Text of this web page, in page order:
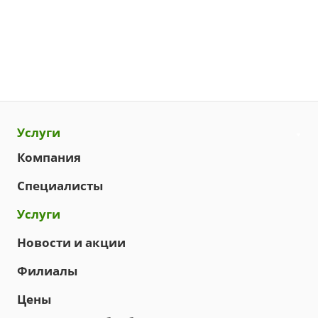
Услуги
Компания
Специалисты
Услуги
Новости и акции
Филиалы
Цены